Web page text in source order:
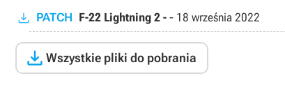
PATCH F-22 Lightning 2 - - 18 września 2022
 Wszystkie pliki do pobrania